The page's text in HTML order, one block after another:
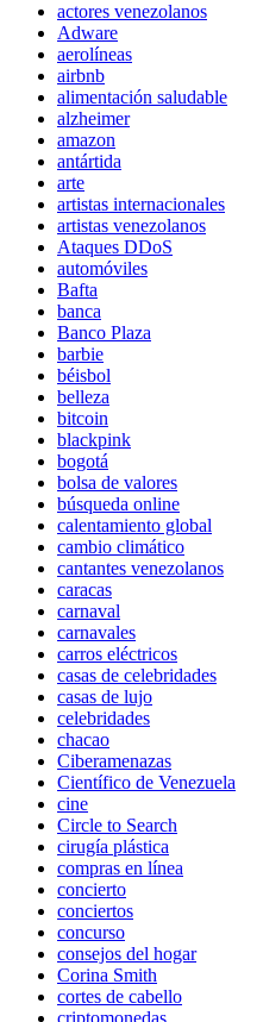
actores venezolanos
Adware
aerolíneas
airbnb
alimentación saludable
alzheimer
amazon
antártida
arte
artistas internacionales
artistas venezolanos
Ataques DDoS
automóviles
Bafta
banca
Banco Plaza
barbie
béisbol
belleza
bitcoin
blackpink
bogotá
bolsa de valores
búsqueda online
calentamiento global
cambio climático
cantantes venezolanos
caracas
carnaval
carnavales
carros eléctricos
casas de celebridades
casas de lujo
celebridades
chacao
Ciberamenazas
Científico de Venezuela
cine
Circle to Search
cirugía plástica
compras en línea
concierto
conciertos
concurso
consejos del hogar
Corina Smith
cortes de cabello